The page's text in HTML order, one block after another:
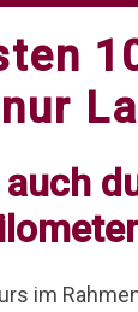
im